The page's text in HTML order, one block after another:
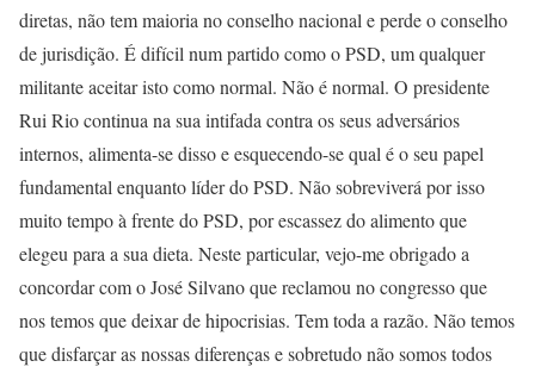
diretas, não tem maioria no conselho nacional e perde o conselho
de jurisdição. É difícil num partido como o PSD, um qualquer
militante aceitar isto como normal. Não é normal. O presidente
Rui Rio continua na sua intifada contra os seus adversários
internos, alimenta-se disso e esquecendo-se qual é o seu papel
fundamental enquanto líder do PSD. Não sobreviverá por isso
muito tempo à frente do PSD, por escassez do alimento que
elegeu para a sua dieta. Neste particular, vejo-me obrigado a
concordar com o José Silvano que reclamou no congresso que
nos temos que deixar de hipocrisias. Tem toda a razão. Não temos
que disfarçar as nossas diferenças e sobretudo não somos todos